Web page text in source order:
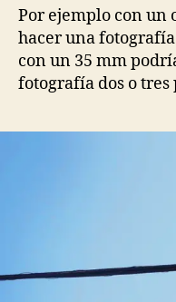
Por ejemplo con un
hacer una
con un 35 mm
fotografía dos o